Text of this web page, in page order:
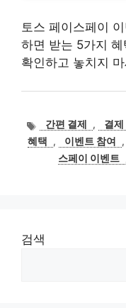
토스 페이스페이
하면 받는 5가지
확인하고 놓치지
태
그
간편 결제 , 결제
혜택
, 이벤트 참여 ,
스페이 이벤트
검색